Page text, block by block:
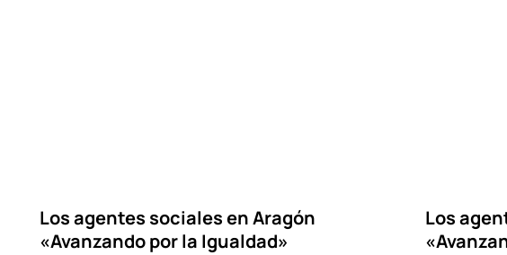
Los agentes sociales en Aragón
«Avanzando por la Igualdad»
Los